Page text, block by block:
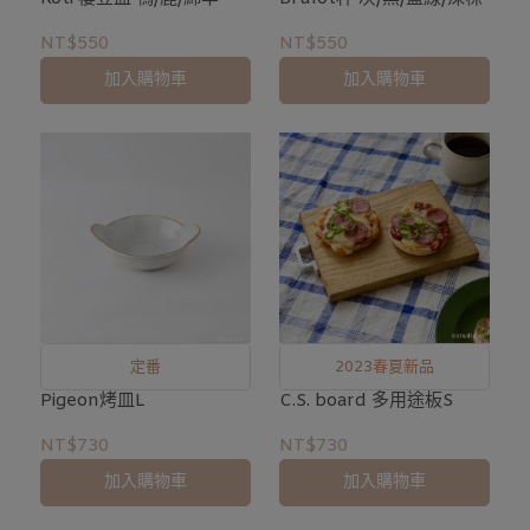
NT$550
加入購物車
NT$550
加入購物車
定番
Pigeon烤皿L
NT$730
加入購物車
2023春夏新品
C.S. board 多用途板S
NT$730
加入購物車